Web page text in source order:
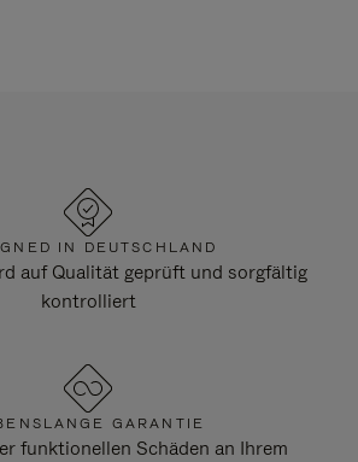
IN DEUTSCHLAND
auf Qualität geprüft und sorgfältig
kontrolliert
GARANTIE
funktionellen Schäden an Ihrem